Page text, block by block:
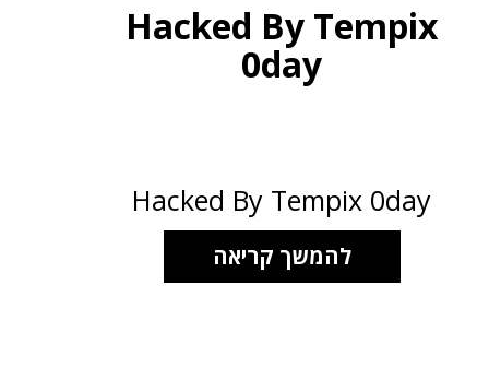
Hacked By Tempix
0day
Hacked By Tempix 0day
להמשך קריאה